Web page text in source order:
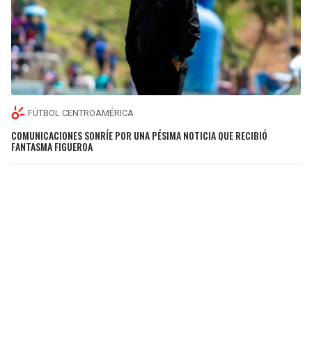
FÚTBOL CENTROAMÉRICA
COMUNICACIONES SONRÍE POR UNA PÉSIMA NOTICIA QUE RECIBIÓ
FANTASMA FIGUEROA